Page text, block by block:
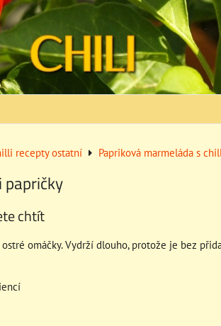
recepty ostatní Papriková marmeláda s
papričky
chtít
omáčky. Vydrží dlouho, protože je bez